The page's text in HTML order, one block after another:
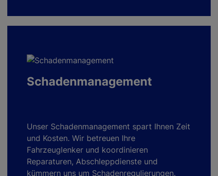
Schadenmanagement
Unser Schadenmanagement spart Ihnen Zeit
und Kosten. Wir betreuen Ihre
Fahrzeuglenker und koordinieren
Reparaturen, Abschleppdienste und
kümmern uns um Schadenregulierungen.